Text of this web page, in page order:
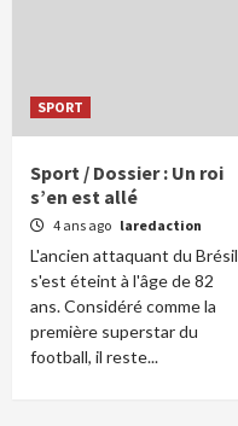
SPORT
Sport / Dossier : Un roi
s’en est allé
4 ans ago laredaction
L'ancien attaquant du Brésil
s'est éteint à l'âge de 82
ans. Considéré comme la
première superstar du
football, il reste...